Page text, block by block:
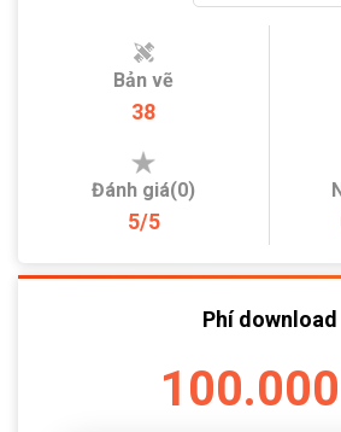
Bản vẽ
38
Đánh giá(0)
5/5
Phí download